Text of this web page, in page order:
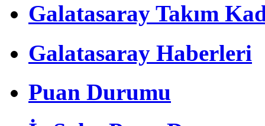
Galatasaray Takım
Galatasaray Haberleri
Puan Durumu